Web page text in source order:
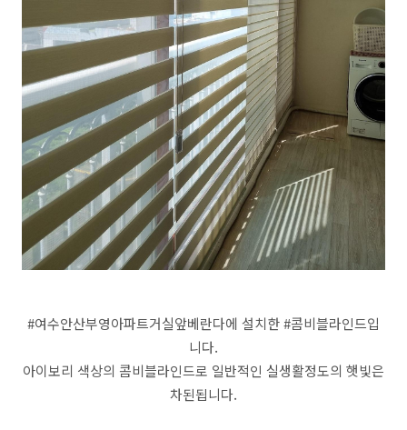
#여수안산부영아파트거실앞베란다에 설치한 #콤비블라인드입
니다.
아이보리 색상의 콤비블라인드로 일반적인 실생활정도의 햇빛은
차된됩니다.